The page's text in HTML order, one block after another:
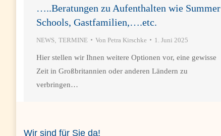
…..Beratungen zu Aufenthalten wie Summer
Schools, Gastfamilien,….etc.
NEWS TERMINE Von Petra Kirschke 1. Juni 2025
Hier stellen wir Ihnen weitere Optionen vor, eine gewisse
Zeit in Großbritannien oder anderen Ländern zu
verbringen…
Wir sind für Sie da!